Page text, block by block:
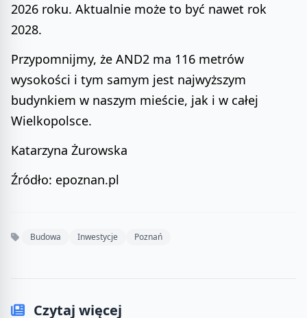
2026 roku. Aktualnie może to być nawet rok
2028.
Przypomnijmy, że AND2 ma 116 metrów
wysokości i tym samym jest najwyższym
budynkiem w naszym mieście, jak i w całej
Wielkopolsce.
Katarzyna Żurowska
Źródło: epoznan.pl
Budowa Inwestycje Poznań
Czytaj więcej